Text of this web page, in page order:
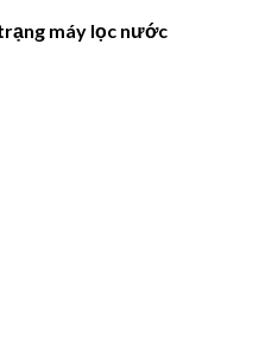
máy lọc nước